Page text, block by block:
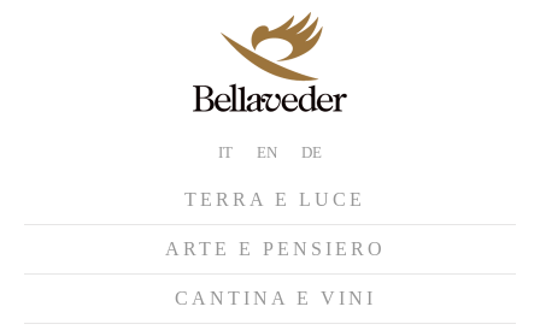
IT EN DE
TERRA E LUCE
ARTE E PENSIERO
CANTINA E VINI